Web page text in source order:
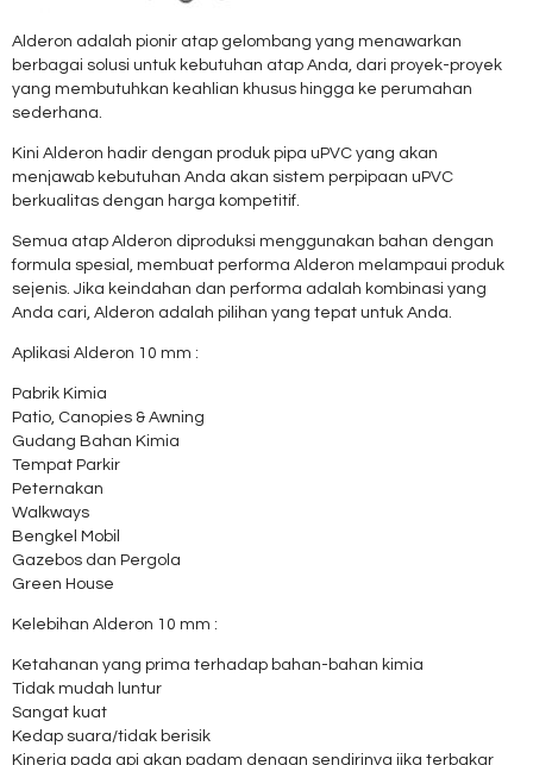
Alderon adalah pionir atap gelombang yang menawarkan
berbagai solusi untuk kebutuhan atap Anda, dari proyek-proyek
yang membutuhkan keahlian khusus hingga ke perumahan
sederhana.
Kini Alderon hadir dengan produk pipa uPVC yang akan
menjawab kebutuhan Anda akan sistem perpipaan uPVC
berkualitas dengan harga kompetitif.
Semua atap Alderon diproduksi menggunakan bahan dengan
formula spesial, membuat performa Alderon melampaui produk
sejenis. Jika keindahan dan performa adalah kombinasi yang
Anda cari, Alderon adalah pilihan yang tepat untuk Anda.
Aplikasi Alderon 10 mm :
Pabrik Kimia
Patio, Canopies & Awning
Gudang Bahan Kimia
Tempat Parkir
Peternakan
Walkways
Bengkel Mobil
Gazebos dan Pergola
Green House
Kelebihan Alderon 10 mm :
Ketahanan yang prima terhadap bahan-bahan kimia
Tidak mudah luntur
Sangat kuat
Kedap suara/tidak berisik
Kinerja pada api akan padam dengan sendirinya jika terbakar